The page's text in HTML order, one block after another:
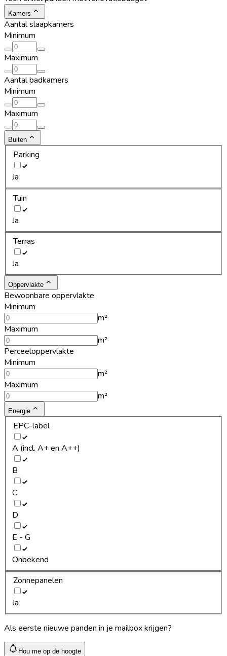
Kamers
Aantal slaapkamers
Minimum
Maximum
Aantal badkamers
Minimum
Maximum
Buiten
Parking
Ja
Tuin
Ja
Terras
Ja
Oppervlakte
Bewoonbare oppervlakte
Minimum
m²
Maximum
m²
Perceeloppervlakte
Minimum
m²
Maximum
m²
Energie
EPC-label
A (incl. A+ en A++)
B
C
D
E - G
Onbekend
Zonnepanelen
Ja
Als eerste nieuwe panden in je mailbox krijgen?
Hou me op de hoogte